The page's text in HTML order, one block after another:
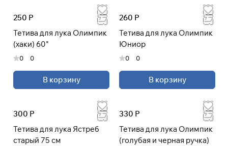
250 Р
Тетива для лука Олимпик
(хаки) 60"
0 0
В корзину
260 Р
Тетива для лука Олимпик
Юниор
0 0
В корзину
300 Р
Тетива для лука Ястреб
старый 75 см
330 Р
Тетива для лука Олимпик
(голубая и черная ручка)
Подробнее
об оплате Плайтом
8 800 302-02-51
plait.ru